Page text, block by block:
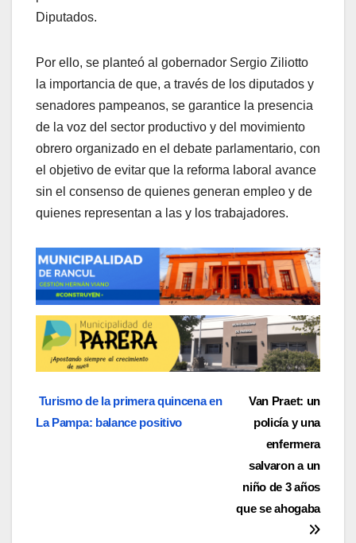
Diputados.
Por ello, se planteó al gobernador Sergio Ziliotto
la importancia de que, a través de los diputados y
senadores pampeanos, se garantice la presencia
de la voz del sector productivo y del movimiento
obrero organizado en el debate parlamentario, con
el objetivo de evitar que la reforma laboral avance
sin el consenso de quienes generan empleo y de
quienes representan a las y los trabajadores.
Navegación
Van Praet: un
policía y una
enfermera
salvaron a un
niño de 3 años
que se ahogaba
Turismo de la primera quincena en
La Pampa: balance positivo